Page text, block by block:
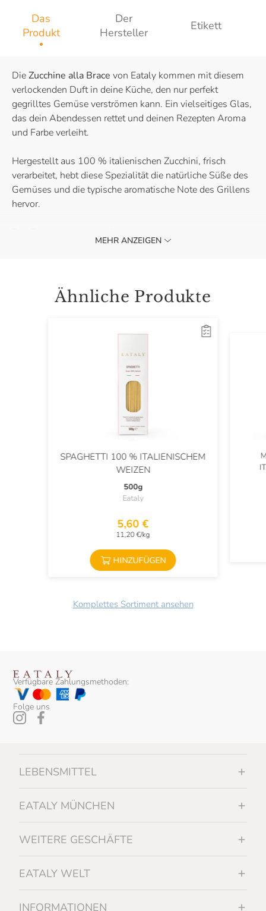
Das
Produkt
Der
Hersteller
Etikett
DieZucchine alla Brace von Eataly kommen mit diesem
verlockenden Duft in deine Küche, den nur perfekt
gegrilltes Gemüse verströmen kann. Ein vielseitiges Glas,
das dein Abendessen rettet und deinen Rezepten Aroma
und Farbe verleiht.
Hergestellt aus 100 % italienischen Zucchini, frisch
verarbeitet, hebt diese Spezialität die natürliche Süße des
Gemüses und die typische aromatische Note des Grillens
hervor.
charakterstarkes Angebot, perfekt, um einen Aperitif zu
zu verwandeln.
MEHR ANZEIGEN
Ähnliche Produkte
SPAGHETTI 100 % ITALIENISCHEM
WEIZEN
500g
Eataly
5,60 €
11,20 €/kg
HINZUFÜGEN
Komplettes Sortiment ansehen
Verfügbare Zahlungsmethoden:
Folge uns
LEBENSMITTEL
EATALY MÜNCHEN
WEITERE GESCHÄFTE
EATALY WELT
INFORMATIONEN